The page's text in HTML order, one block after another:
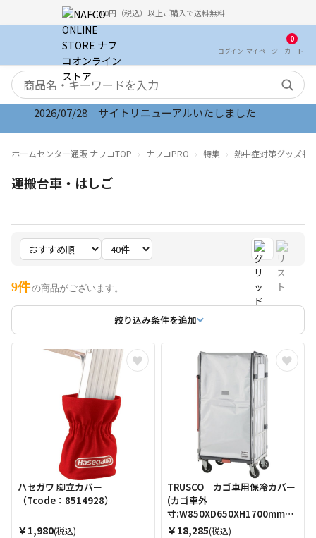
5,000円（税込）以上ご購入で送料無料
ログイン マイ ページ
0
カート
検索キーワード
2026/07/28 サイトリニューアルいたしました
ホームセンター通販 ナフコTOP ナフコPRO 特集 熱中症対策グッズ特
運搬台車・はしご
9件の商品がございます。
絞り込み条件を追加
ハセガワ 脚立カバー
（Tcode：8514928）
￥1,980(税込)
TRUSCO カゴ車用保冷カバー
(カゴ車外
寸:W850XD650XH1700mm用)
（Tcode：6924109）
￥18,285(税込)